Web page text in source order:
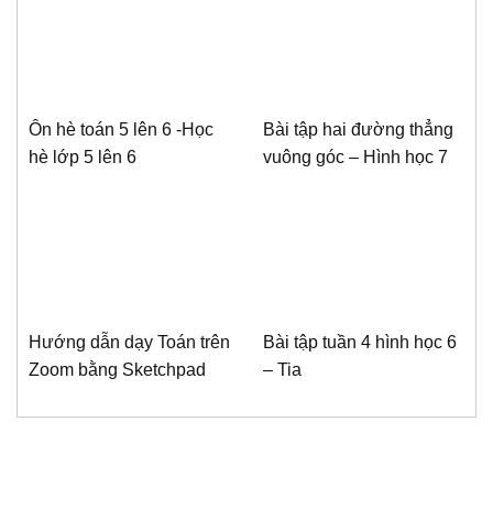
Ôn hè toán 5 lên 6 -Học
hè lớp 5 lên 6
Bài tập hai đường thẳng
vuông góc – Hình học 7
Hướng dẫn dạy Toán trên
Zoom bằng Sketchpad
Bài tập tuần 4 hình học 6
– Tia